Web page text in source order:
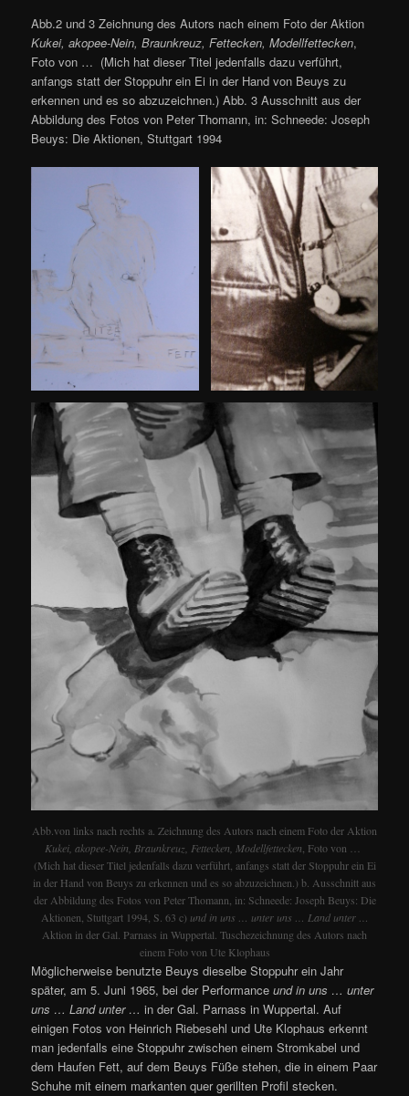
Abb.2 und 3 Zeichnung des Autors nach einem Foto der Aktion
Kukei, akopee-Nein, Braunkreuz, Fettecken, Modellfettecken,
Foto von … (Mich hat dieser Titel jedenfalls dazu verführt,
anfangs statt der Stoppuhr ein Ei in der Hand von Beuys zu
erkennen und es so abzuzeichnen.) Abb. 3 Ausschnitt aus der
Abbildung des Fotos von Peter Thomann, in: Schneede: Joseph
Beuys: Die Aktionen, Stuttgart 1994
Abb.von links nach rechts a. Zeichnung des Autors nach einem Foto der Aktion
Kukei, akopee-Nein, Braunkreuz, Fettecken, Modellfettecken, Foto von …
(Mich hat dieser Titel jedenfalls dazu verführt, anfangs statt der Stoppuhr ein Ei
in der Hand von Beuys zu erkennen und es so abzuzeichnen.) b. Ausschnitt aus
der Abbildung des Fotos von Peter Thomann, in: Schneede: Joseph Beuys: Die
Aktionen, Stuttgart 1994, S. 63 c) und in uns … unter uns … Land unter …
Aktion in der Gal. Parnass in Wuppertal. Tuschezeichnung des Autors nach
einem Foto von Ute Klophaus
Möglicherweise benutzte Beuys dieselbe Stoppuhr ein Jahr
später, am 5. Juni 1965, bei der Performanceund in uns … unter
uns … Land unter … in der Gal. Parnass in Wuppertal. Auf
einigen Fotos von Heinrich Riebesehl und Ute Klophaus erkennt
man jedenfalls eine Stoppuhr zwischen einem Stromkabel und
dem Haufen Fett, auf dem Beuys Füße stehen, die in einem Paar
Schuhe mit einem markanten quer gerillten Profil stecken.